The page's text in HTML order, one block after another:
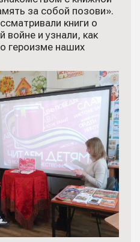
за собой позови».
книги о
войне и узнали, как
героизме наших